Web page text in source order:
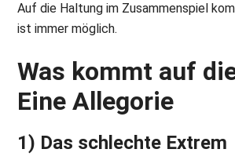
Auf die Haltung im Zusammenspiel
ist immer möglich.
Was kommt auf
Eine Allegorie
1) Das schlechte Extrem